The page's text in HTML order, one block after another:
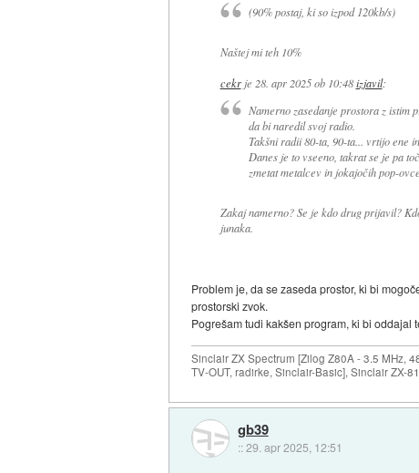
(90% postaj, ki so izpod 120kb/s)
Naštej mi teh 10%
cekrje 28. apr 2025 ob 10:48 izjavil:
Namerno zasedanje prostora z istim
da bi naredil svoj radio.
Takšni radii 80-ta, 90-ta... vrtijo ene
Danes je to vseeno, takrat se je pa
zmetat metalcev in jokajočih pop-
Zakaj namerno? Se je kdo drug prijavil?
junaka.
Problem je, da se zaseda prostor, ki bi
prostorski zvok.
Pogrešam tudi kakšen program, ki bi oddajal
Sinclair ZX Spectrum [Zilog Z80A - 3.5 MHz,
TV-OUT, radirke, Sinclair-Basic], Sinclair ZX-
gb39
::29. apr 2025, 12:51